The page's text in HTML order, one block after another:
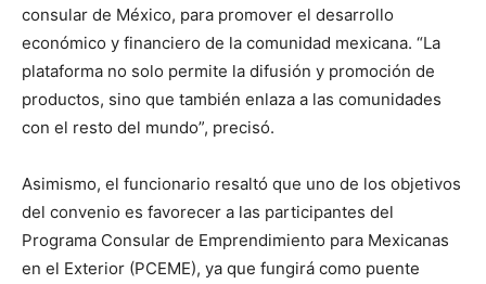
consular de México, para promover el desarrollo
económico y financiero de la comunidad mexicana. “La
plataforma no solo permite la difusión y promoción de
productos, sino que también enlaza a las comunidades
con el resto del mundo”, precisó.
Asimismo, el funcionario resaltó que uno de los objetivos
del convenio es favorecer a las participantes del
Programa Consular de Emprendimiento para Mexicanas
en el Exterior (PCEME), ya que fungirá como puente